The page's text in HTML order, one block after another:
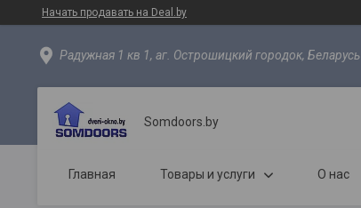
Начать продавать на Deal.by
Радужная 1 кв 1, аг. Острошицкий городок, Беларусь
Somdoors.by
Главная Товары и услуги О нас